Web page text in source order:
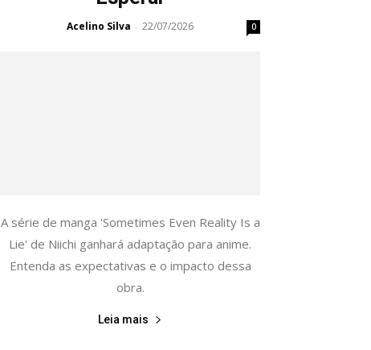
Acelino Silva - 22/07/2026 0
A série de manga 'Sometimes Even Reality Is a
Lie' de Niichi ganhará adaptação para anime.
Entenda as expectativas e o impacto dessa
obra.
Leia mais